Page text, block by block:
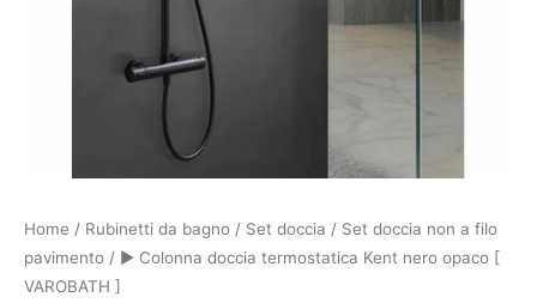
Home / Rubinetti da bagno / Set doccia / Set doccia non a filo
pavimento / ► Colonna doccia termostatica Kent nero opaco [
VAROBATH ]
►
Colonna
doccia